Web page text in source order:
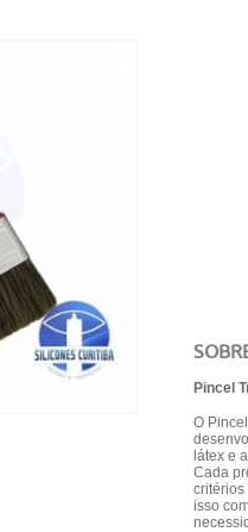
Pincel
O
látex e
Cada
critérios
isso